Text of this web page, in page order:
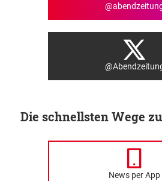
Die schnellsten Wege
News per App